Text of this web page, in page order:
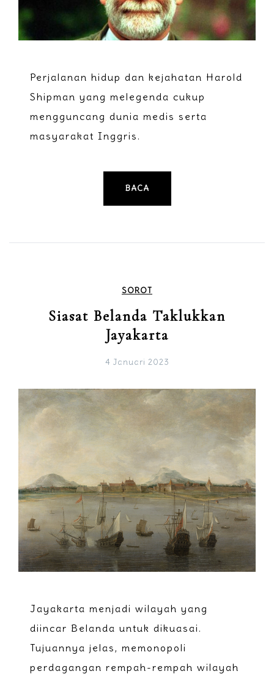
Perjalanan hidup dan kejahatan Harold
Shipman yang melegenda cukup
mengguncang dunia medis serta
masyarakat Inggris.
BACA
SOROT
Siasat Belanda Taklukkan
Jayakarta
4 Januari 2023
Jayakarta menjadi wilayah yang
diincar Belanda untuk dikuasai.
Tujuannya jelas, memonopoli
perdagangan rempah-rempah wilayah